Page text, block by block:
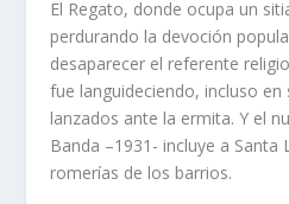
El Regato, donde ocupa un
perdurando la devoción
desaparecer el referente
fue languideciendo, incluso
lanzados ante la ermita. Y el
Banda –1931- incluye a Santa
romerí­as de los barrios.